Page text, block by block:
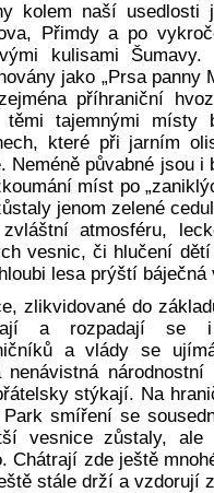
kolem naší usedlosti
Přimdy a po
kulisami
jako „Prsa panny
příhraniční
těmi tajemnými místy
které při jarním
Neméně půvabné jsou
míst po
jenom zelené
atmosféru,
vesnic, či hlučení
lesa prýští báječná
zlikvidované do
a rozpadají se i
a vlády se
nenávistná
stýkají. Na
Park smíření se
vesnice zůstaly, ale
Chátrají zde ještě
stále drží a vzdorují